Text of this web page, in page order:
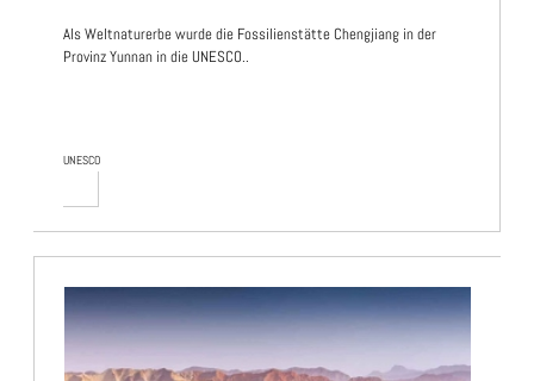
UNESCO
Als Weltnaturerbe wurde die Fossilienstätte Chengjiang in der
Provinz Yunnan in die UNESCO..